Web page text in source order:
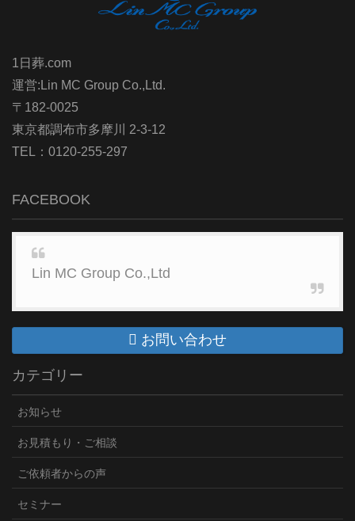
1日葬.com
運営:Lin MC Group Co.,Ltd.
〒182-0025
東京都調布市多摩川 2-3-12
TEL：0120-255-297
FACEBOOK
Lin MC Group Co.,Ltd
お問い合わせ
カテゴリー
お知らせ
お見積もり・ご相談
ご依頼者からの声
セミナー